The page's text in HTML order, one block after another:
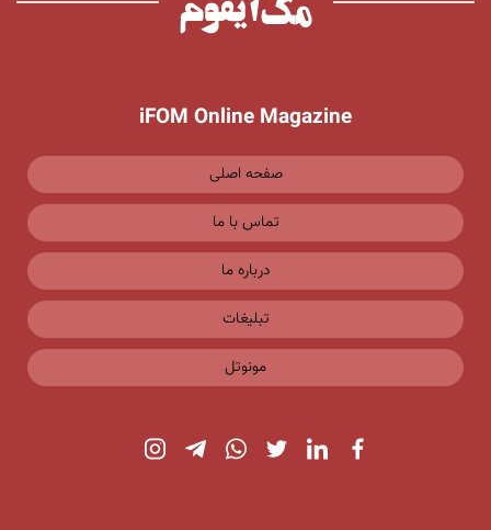
iFOM Online Magazine
صفحه اصلی
تماس با ما
درباره ما
تبلیغات
مونوتل